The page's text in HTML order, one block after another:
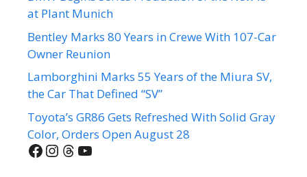
at Plant Munich
Bentley Marks 80 Years in Crewe With 107-Car
Owner Reunion
Lamborghini Marks 55 Years of the Miura SV,
the Car That Defined “SV”
Toyota’s GR86 Gets Refreshed With Solid Gray
Color, Orders Open August 28
Facebook
Instagram
Threads
YouTube